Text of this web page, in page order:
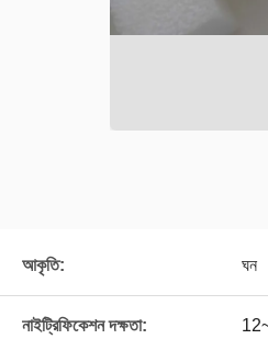
আকৃতি: ঘন
নাইট্রিফিকেশন দক্ষতা: